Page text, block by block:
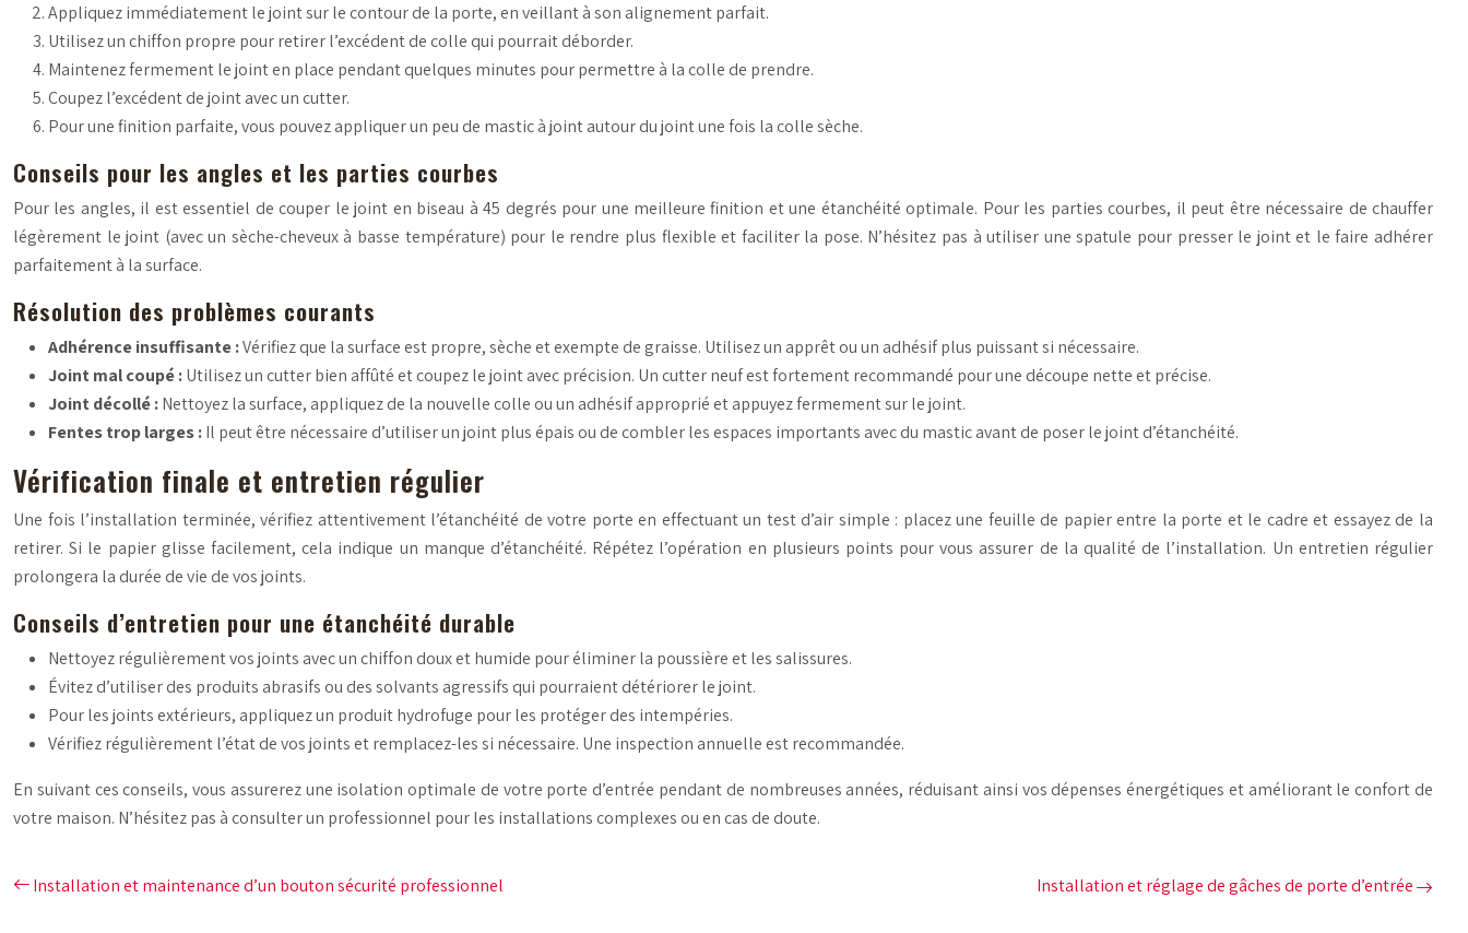
Appliquez immédiatement le joint sur le contour de la porte, en veillant à son alignement parfait.
Utilisez un chiffon propre pour retirer l’excédent de colle qui pourrait déborder.
Maintenez fermement le joint en place pendant quelques minutes pour permettre à la colle de prendre.
Coupez l’excédent de joint avec un cutter.
Pour une finition parfaite, vous pouvez appliquer un peu de mastic à joint autour du joint une fois la colle sèche.
Conseils pour les angles et les parties courbes
Pour les angles, il est essentiel de couper le joint en biseau à 45 degrés pour une meilleure finition et une étanchéité optimale. Pour les parties courbes, il peut être nécessaire de chauffer
légèrement le joint (avec un sèche-cheveux à basse température) pour le rendre plus flexible et faciliter la pose. N’hésitez pas à utiliser une spatule pour presser le joint et le faire adhérer
parfaitement à la surface.
Résolution des problèmes courants
Adhérence insuffisante :Vérifiez que la surface est propre, sèche et exempte de graisse. Utilisez un apprêt ou un adhésif plus puissant si nécessaire.
Joint mal coupé :Utilisez un cutter bien affûté et coupez le joint avec précision. Un cutter neuf est fortement recommandé pour une découpe nette et précise.
Joint décollé :Nettoyez la surface, appliquez de la nouvelle colle ou un adhésif approprié et appuyez fermement sur le joint.
Fentes trop larges :Il peut être nécessaire d’utiliser un joint plus épais ou de combler les espaces importants avec du mastic avant de poser le joint d’étanchéité.
Vérification finale et entretien régulier
Une fois l’installation terminée, vérifiez attentivement l’étanchéité de votre porte en effectuant un test d’air simple : placez une feuille de papier entre la porte et le cadre et essayez de la
retirer. Si le papier glisse facilement, cela indique un manque d’étanchéité. Répétez l’opération en plusieurs points pour vous assurer de la qualité de l’installation. Un entretien régulier
prolongera la durée de vie de vos joints.
Conseils d’entretien pour une étanchéité durable
Nettoyez régulièrement vos joints avec un chiffon doux et humide pour éliminer la poussière et les salissures.
Évitez d’utiliser des produits abrasifs ou des solvants agressifs qui pourraient détériorer le joint.
Pour les joints extérieurs, appliquez un produit hydrofuge pour les protéger des intempéries.
Vérifiez régulièrement l’état de vos joints et remplacez-les si nécessaire. Une inspection annuelle est recommandée.
En suivant ces conseils, vous assurerez une isolation optimale de votre porte d’entrée pendant de nombreuses années, réduisant ainsi vos dépenses énergétiques et améliorant le confort de
votre maison. N’hésitez pas à consulter un professionnel pour les installations complexes ou en cas de doute.
Installation et maintenance d’un bouton sécurité professionnel Installation et réglage de gâches de porte d’entrée